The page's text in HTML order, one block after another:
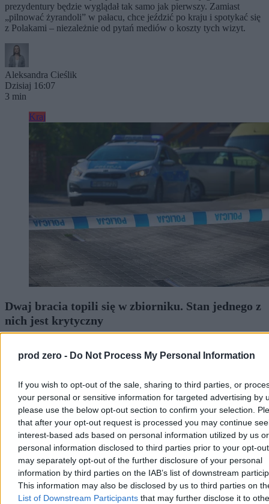
prod zero - Do Not Process My Personal Information
If you wish to opt-out of the sale, sharing to third parties, or
your personal or sensitive information for targeted advertising by
please use the below opt-out section to confirm your selection.
that after your opt-out request is processed you may continue
interest-based ads based on personal information utilized by us or
personal information disclosed to third parties prior to your opt-
may separately opt-out of the further disclosure of your personal
information by third parties on the IAB’s list of downstream
This information may also be disclosed by us to third parties on
List of Downstream Participants that may further disclose it to
prezydentury będzie wyglądał tak samo jak pierwszy. Zamiast
„pilnować żyrandoli” w pałacu, chce jeździć po kraju i spotykać się
z Polakami – niezależnie od pytań mediów o koszty tych wizyt.
Aleksandra Cieślik
Dzisiaj 16:07
3 min
Kraj
Dwaj bracia topili się w zbiorniku. Stan jednego z
nich jest krytyczny
Komuny Paryskiej w Szczecinie, gdzie w zbiorniku
przeciwpożarowym topili się dwaj chłopcy w wieku 9 i 11 lat.
nich jest krytyczny.
Agnieszka Waś-Turecka
Dzisiaj 13:49
3 min
Reklama
Reklama